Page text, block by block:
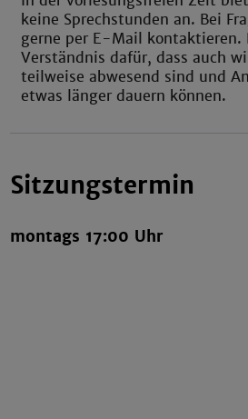
keine Sprechstunden an. Bei
gerne per E-Mail kontaktieren.
Verständnis dafür, dass auch
teilweise abwesend sind und
etwas länger dauern können.
Sitzungstermin
montags 17:00 Uhr